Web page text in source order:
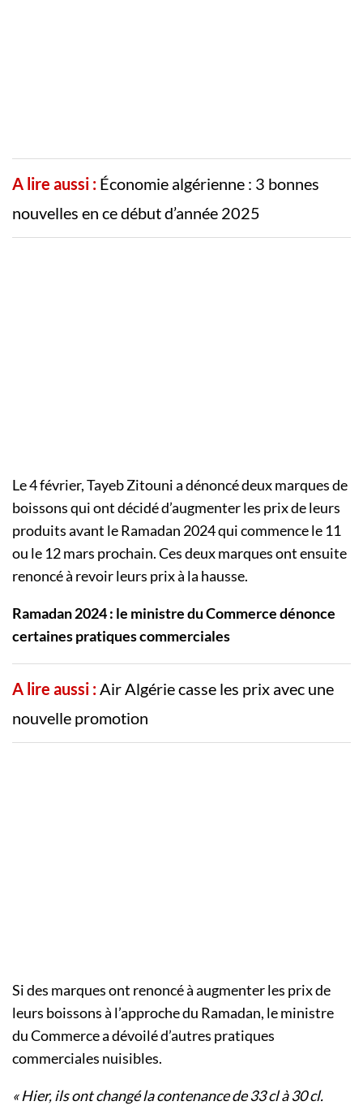
A lire aussi : Économie algérienne : 3 bonnes
nouvelles en ce début d’année 2025
Le 4 février, Tayeb Zitouni a dénoncé deux marques de
boissons qui ont décidé d’augmenter les prix de leurs
produits avant le Ramadan 2024 qui commence le 11
ou le 12 mars prochain. Ces deux marques ont ensuite
renoncé à revoir leurs prix à la hausse.
Ramadan 2024 : le ministre du Commerce dénonce
certaines pratiques commerciales
A lire aussi :Air Algérie casse les prix avec une
nouvelle promotion
Si des marques ont renoncé à augmenter les prix de
leurs boissons à l’approche du Ramadan, le ministre
du Commerce a dévoilé d’autres pratiques
commerciales nuisibles.
« Hier, ils ont changé la contenance de 33 cl à 30 cl.